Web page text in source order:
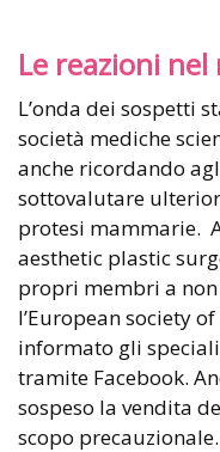
Le reazioni
L’onda dei sospetti
società mediche
anche ricordando
sottovalutare
protesi mammarie.
aesthetic plastic
propri membri a
l’European society
informato gli
tramite Facebook.
sospeso la vendita
scopo precauzionale.